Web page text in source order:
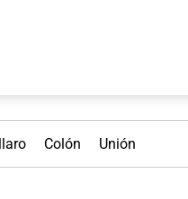
Colón Unión